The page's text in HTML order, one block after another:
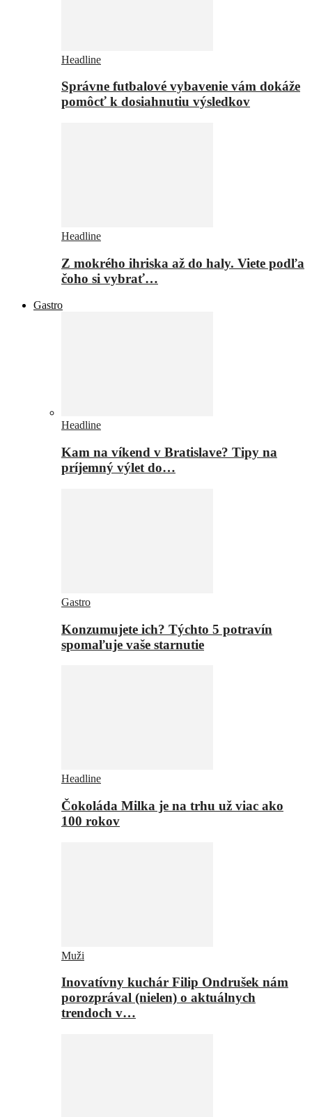
Headline
Správne futbalové vybavenie vám dokáže
pomôcť k dosiahnutiu výsledkov
Headline
Z mokrého ihriska až do haly. Viete podľa
čoho si vybrať…
Gastro
Headline
Kam na víkend v Bratislave? Tipy na
príjemný výlet do…
Gastro
Konzumujete ich? Týchto 5 potravín
spomaľuje vaše starnutie
Headline
Čokoláda Milka je na trhu už viac ako
100 rokov
Muži
Inovatívny kuchár Filip Ondrušek nám
porozprával (nielen) o aktuálnych
trendoch v…